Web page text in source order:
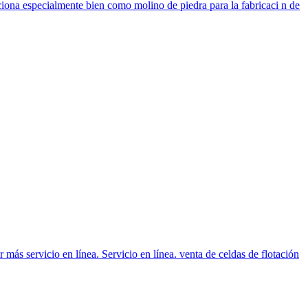
especialmente bien como molino de piedra para la fabricaci n de
servicio en línea. Servicio en línea. venta de celdas de flotación